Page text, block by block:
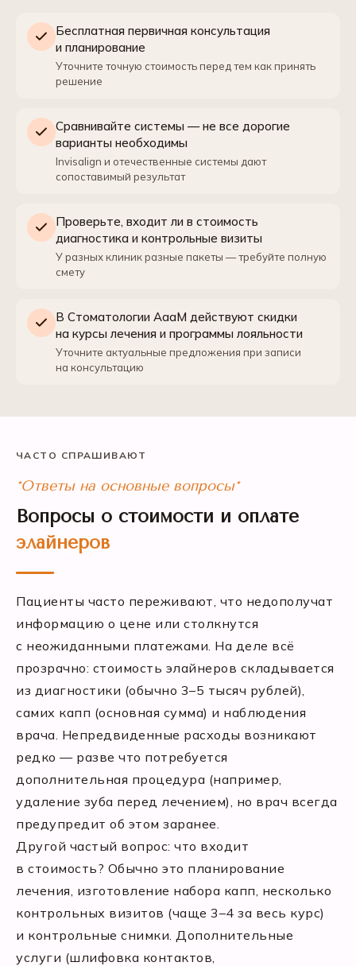
Бесплатная первичная консультация
и планирование
Уточните точную стоимость перед тем как принять
решение
Сравнивайте системы — не все дорогие
варианты необходимы
Invisalign и отечественные системы дают
сопоставимый результат
Проверьте, входит ли в стоимость
диагностика и контрольные визиты
У разных клиник разные пакеты — требуйте полную
смету
В Стоматологии АааМ действуют скидки
на курсы лечения и программы лояльности
Уточните актуальные предложения при записи
на консультацию
ЧАСТО СПРАШИВАЮТ
*Ответы на основные вопросы*
Вопросы о стоимости и оплате
элайнеров
Пациенты часто переживают, что недополучат
информацию о цене или столкнутся
с неожиданными платежами. На деле всё
прозрачно: стоимость элайнеров складывается
из диагностики (обычно 3–5 тысяч рублей),
самих капп (основная сумма) и наблюдения
врача. Непредвиденные расходы возникают
редко — разве что потребуется
дополнительная процедура (например,
удаление зуба перед лечением), но врач всегда
предупредит об этом заранее.
Другой частый вопрос: что входит
в стоимость? Обычно это планирование
лечения, изготовление набора капп, несколько
контрольных визитов (чаще 3–4 за весь курс)
и контрольные снимки. Дополнительные
услуги (шлифовка контактов,